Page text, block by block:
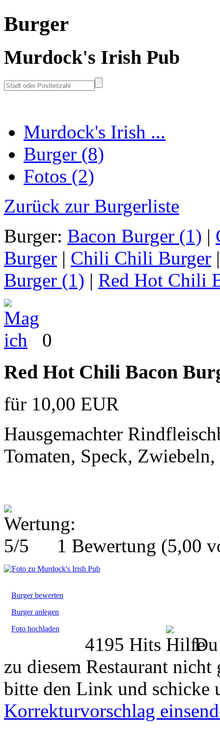
Burger
Murdock's Irish Pub
Murdock's Irish ...
Burger (8)
Fotos (2)
Zurück zur Burgerliste
Burger: Bacon Burger (1) |
Burger | Chili Chili Burger |
Burger (1) | Red Hot Chili
0
Red Hot Chili Bacon
für 10,00 EUR
Hausgemachter
Tomaten, Speck,
1 Bewertung (5,00
Burger bewerten
Burger anlegen
Foto hochladen
4195 Hits
zu diesem Restaurant
bitte den Link und schicke
Korrekturvorschlag